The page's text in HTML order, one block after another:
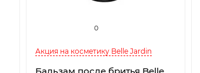
0
Акция на косметику Belle Jardin